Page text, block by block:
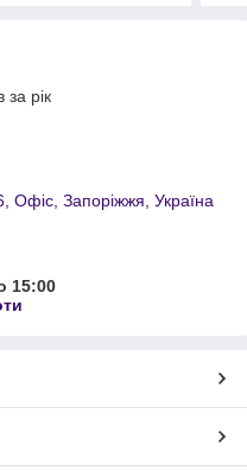
за рік
Офіс, Запоріжжя, Україна
15:00